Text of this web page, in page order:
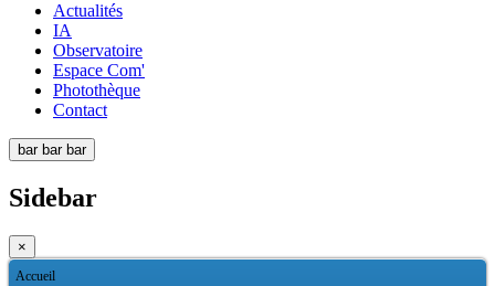
Actualités
IA
Observatoire
Espace Com'
Photothèque
Contact
bar bar bar
Sidebar
×
Accueil